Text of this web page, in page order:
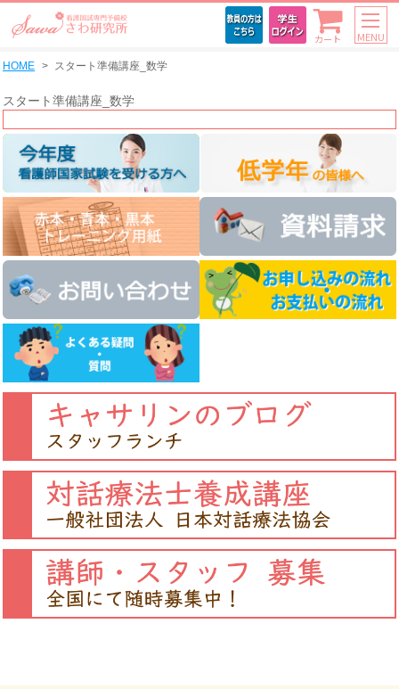
カート MENU
HOME スタート準備講座_数学
スタート準備講座_数学